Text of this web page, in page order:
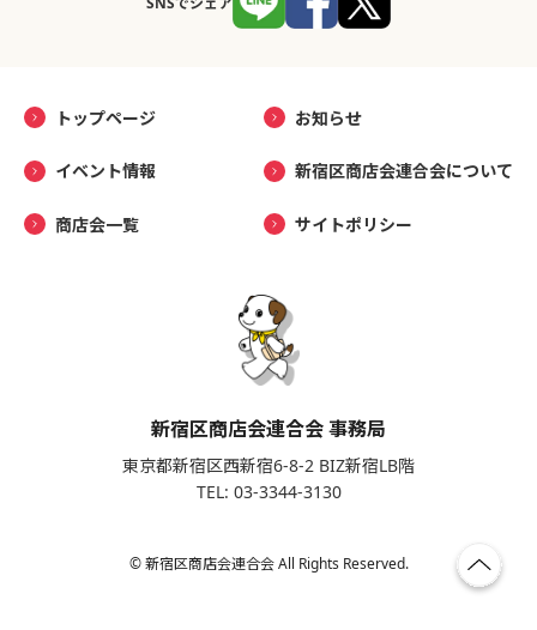
トップページ お知らせ
イベント情報 新宿区商店会連合会について
商店会一覧 サイトポリシー
新宿区商店会連合会 事務局
東京都新宿区西新宿6-8-2 BIZ新宿LB階
TEL: 03-3344-3130
© 新宿区商店会連合会 All Rights Reserved.